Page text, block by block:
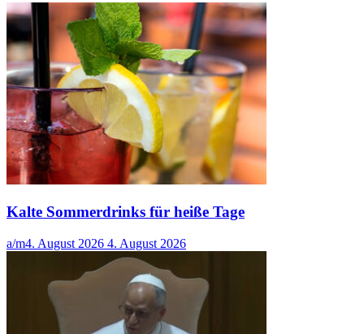
Kalte Sommerdrinks für heiße Tage
a/m4. August 2026 4. August 2026